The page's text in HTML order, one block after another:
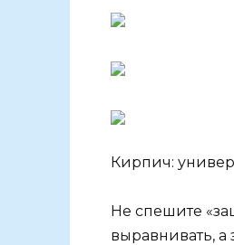
Кирпич:
Не спешите
выравнивать, а